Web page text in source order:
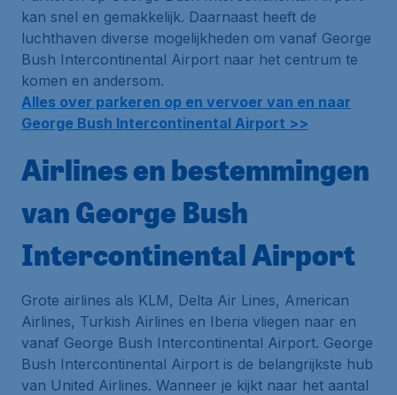
kan snel en gemakkelijk. Daarnaast heeft de
luchthaven diverse mogelijkheden om vanaf George
Bush Intercontinental Airport naar het centrum te
komen en andersom.
Alles over parkeren op en vervoer van en naar
George Bush Intercontinental Airport >>
Airlines en bestemmingen
van George Bush
Intercontinental Airport
Grote airlines als KLM, Delta Air Lines, American
Airlines, Turkish Airlines en Iberia vliegen naar en
vanaf George Bush Intercontinental Airport. George
Bush Intercontinental Airport is de belangrijkste hub
van United Airlines. Wanneer je kijkt naar het aantal